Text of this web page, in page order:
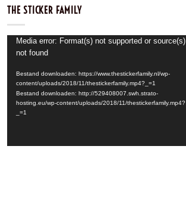
THE STICKER FAMILY
Videospeler
Media error: Format(s) not supported or source(s)
not found
Bestand downloaden: https://www.thestickerfamily.nl/wp-
content/uploads/2018/11/thestickerfamily.mp4?_=1
Bestand downloaden: http://529408007.swh.strato-
hosting.eu/wp-content/uploads/2018/11/thestickerfamily.mp4?
_=1